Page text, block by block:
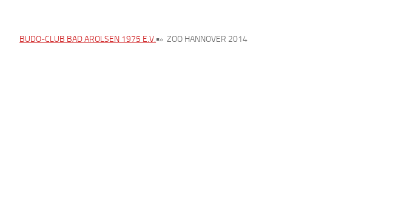
BUDO-CLUB BAD AROLSEN 1975 E.V. » ZOO HANNOVER 2014